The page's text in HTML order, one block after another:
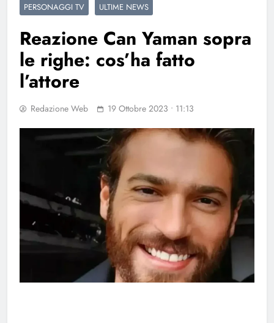
PERSONAGGI TV ULTIME NEWS
Reazione Can Yaman sopra
le righe: cos’ha fatto
l’attore
Redazione Web 19 Ottobre 2023 • 11:13